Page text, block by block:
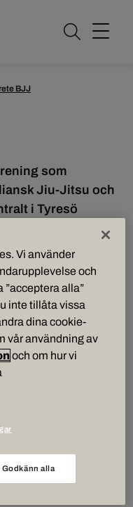
BJJ
som
Jiu-Jitsu och
i Tyresö
erfarenhet inom
som vill träna
juniorpassen i BJJ
Vi använder
och
alla”
inte tillåta vissa
dina cookie-
vår användning av
och om hur vi
Godkänn alla